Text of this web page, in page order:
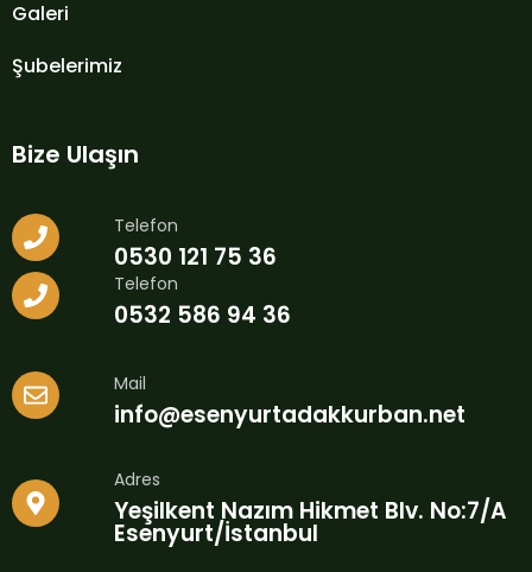
Galeri
Şubelerimiz
Bize Ulaşın
Telefon
0530 121 75 36
Telefon
0532 586 94 36
Mail
info@esenyurtadakkurban.net
Adres
Yeşilkent Nazım Hikmet Blv. No:7/A
Esenyurt/İstanbul